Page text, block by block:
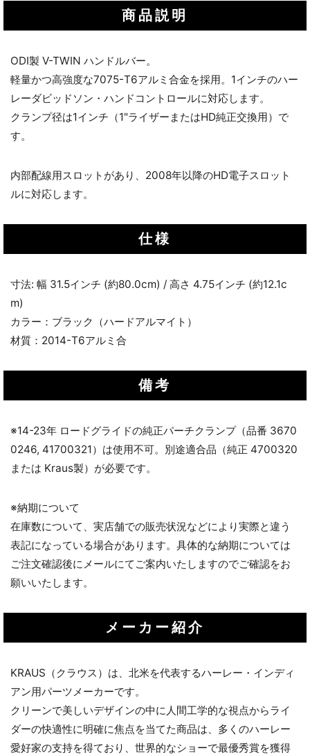
商品説明
ODI製 V-TWIN ハンドルバー。
軽量かつ高強度な7075-T6アルミ合金を採用。1インチのハー
レーダビッドソン・ハンドコントロールに対応します。
クランプ径は1インチ（1"ライザーまたはHD純正交換用）で
す。
内部配線用スロットがあり、2008年以降のHD電子スロット
ルに対応します。
仕様
寸法: 幅 31.5インチ (約80.0cm) / 高さ 4.75インチ (約12.1c
m)
カラー：ブラック（ハードアルマイト）
材質：2014-T6アルミ合
備考
※14-23年 ロードグライドの純正パーチクランプ（品番 3670
0246, 41700321）は使用不可。別途適合品（純正 4700320
または Kraus製）が必要です。
※納期について
在庫数について、実店舗での販売状況などにより実際と違う
表記になっている場合があります。具体的な納期については
ご注文確認後にメールにてご案内いたしますのでご確認をお
願いいたします。
メーカー紹介
KRAUS（クラウス）は、北米を代表するハーレー・インディ
アン用パーツメーカーです。
クリーンで美しいデザインの中に人間工学的な視点からライ
ダーの快適性に明確に焦点を当てた商品は、多くのハーレー
愛好家の支持を得ており、世界的なショーで最優秀賞を獲得